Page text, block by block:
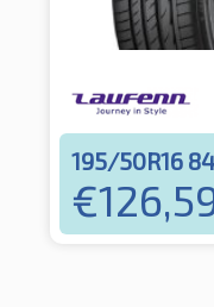
195/50R16
€